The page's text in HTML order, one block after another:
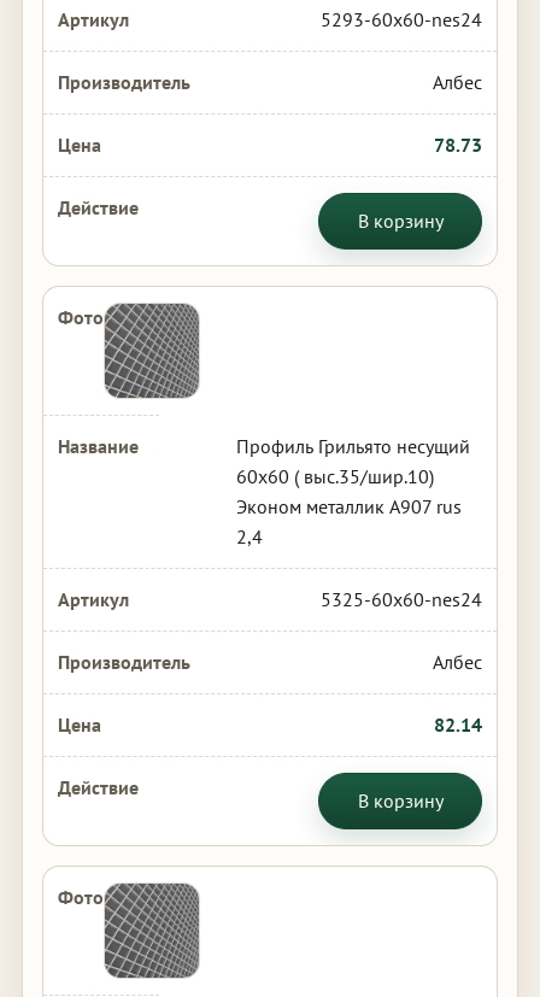
5293-60x60-nes24
Албес
78.73
В корзину
Профиль Грильято несущий
60х60 ( выс.35/шир.10)
Эконом металлик А907 rus
2,4
5325-60x60-nes24
Албес
82.14
В корзину